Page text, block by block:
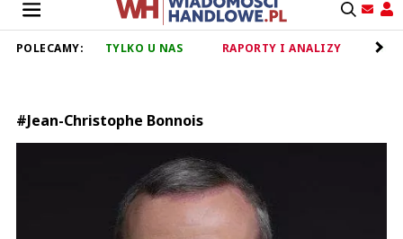
POLECAMY: TYLKO U NAS RAPORTY I ANALIZY
#Jean-Christophe Bonnois